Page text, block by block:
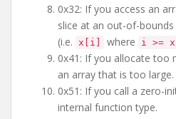
0x32: If you access an
slice at an out-of-
(i.e. x[i] where i >=
0x41: If you allocate too
an array that is too large.
0x51: If you call a zero-
internal function type.